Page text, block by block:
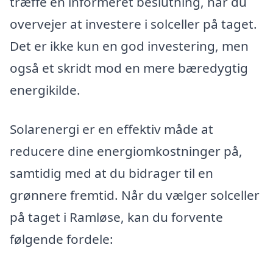
overvejer at investere i solceller på taget.
Det er ikke kun en god investering, men
også et skridt mod en mere bæredygtig
energikilde.
Solarenergi er en effektiv måde at
reducere dine energiomkostninger på,
samtidig med at du bidrager til en
grønnere fremtid. Når du vælger solceller
på taget i Ramløse, kan du forvente
følgende fordele: